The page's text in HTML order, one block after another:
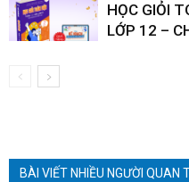
HỌC GIỎI
LỚP 12 –
BÀI VIẾT NHIỀU NGƯỜI QUAN